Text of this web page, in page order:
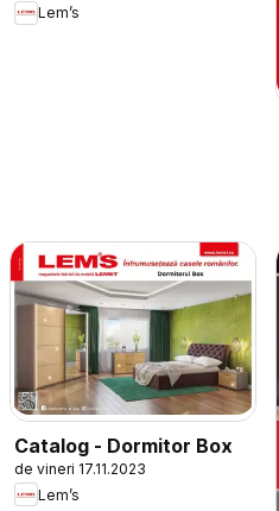
Lem’s
Catalog - Dormitor Box
de vineri 17.11.2023
Lem’s